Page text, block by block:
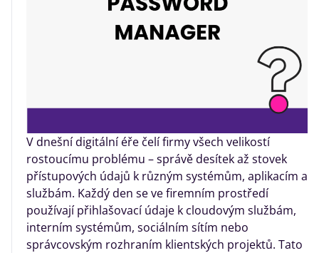
V dnešní digitální éře čelí firmy všech velikostí
rostoucímu problému – správě desítek až stovek
přístupových údajů k různým systémům, aplikacím a
službám. Každý den se ve firemním prostředí
používají přihlašovací údaje k cloudovým službám,
interním systémům, sociálním sítím nebo
správcovským rozhraním klientských projektů. Tato